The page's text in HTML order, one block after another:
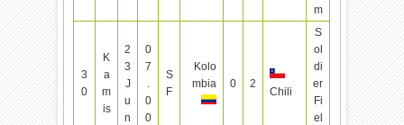
m
3
0
K
a
m
is
2
3
J
u
n
0
7
.
0
0
S
F
Kolo
mbia
0 2
Chili
S
ol
di
er
Fi
el